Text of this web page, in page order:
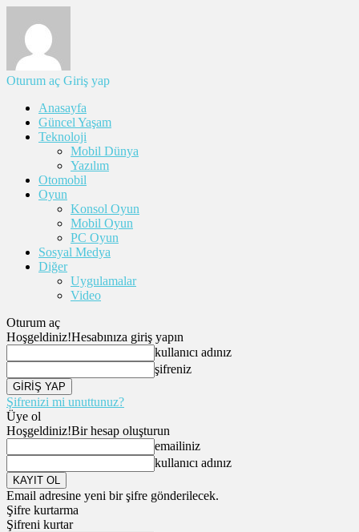
Oturum aç Giriş yap
Anasayfa
Güncel Yaşam
Teknoloji
Mobil Dünya
Yazılım
Otomobil
Oyun
Konsol Oyun
Mobil Oyun
PC Oyun
Sosyal Medya
Diğer
Uygulamalar
Video
Oturum aç
Hoşgeldiniz!Hesabınıza giriş yapın
kullanıcı adınız
şifreniz
Şifrenizi mi unuttunuz?
Üye ol
Hoşgeldiniz!Bir hesap oluşturun
emailiniz
kullanıcı adınız
Email adresine yeni bir şifre gönderilecek.
Şifre kurtarma
Şifreni kurtar